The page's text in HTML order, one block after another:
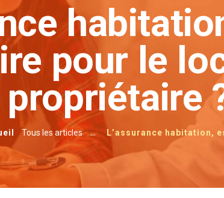
pour le
propriétaire
Tous les articles ... L’assurance habitation,